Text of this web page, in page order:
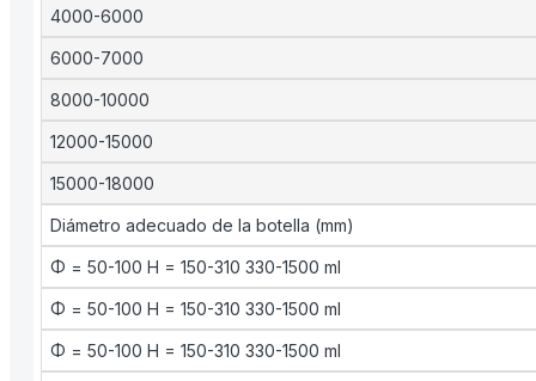
4000-6000
6000-7000
8000-10000
12000-15000
15000-18000
Diámetro adecuado de la botella (mm)
Φ = 50-100 H = 150-310 330-1500 ml
Φ = 50-100 H = 150-310 330-1500 ml
Φ = 50-100 H = 150-310 330-1500 ml